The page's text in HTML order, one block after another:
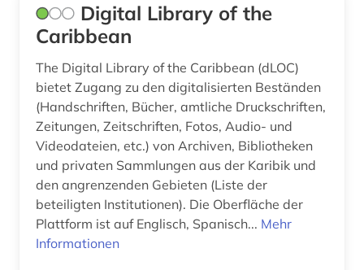
Digital Library of the
Caribbean
The Digital Library of the Caribbean (dLOC)
bietet Zugang zu den digitalisierten Beständen
(Handschriften, Bücher, amtliche Druckschriften,
Zeitungen, Zeitschriften, Fotos, Audio- und
Videodateien, etc.) von Archiven, Bibliotheken
und privaten Sammlungen aus der Karibik und
den angrenzenden Gebieten (Liste der
beteiligten Institutionen). Die Oberfläche der
Plattform ist auf Englisch, Spanisch... Mehr
Informationen